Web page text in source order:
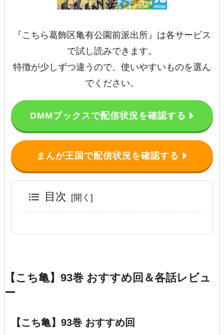
『こちら葛飾区亀有公園前派出所』は各サービス
で試し読みできます。
特徴が少しずつ違うので、使いやすいものを選ん
でください。
DMMブックスで配信状況を確認する
まんが王国で配信状況を確認する
目次
【こち亀】93巻 おすすめ回＆各話レビュ
ー
【こち亀】93巻 おすすめ回